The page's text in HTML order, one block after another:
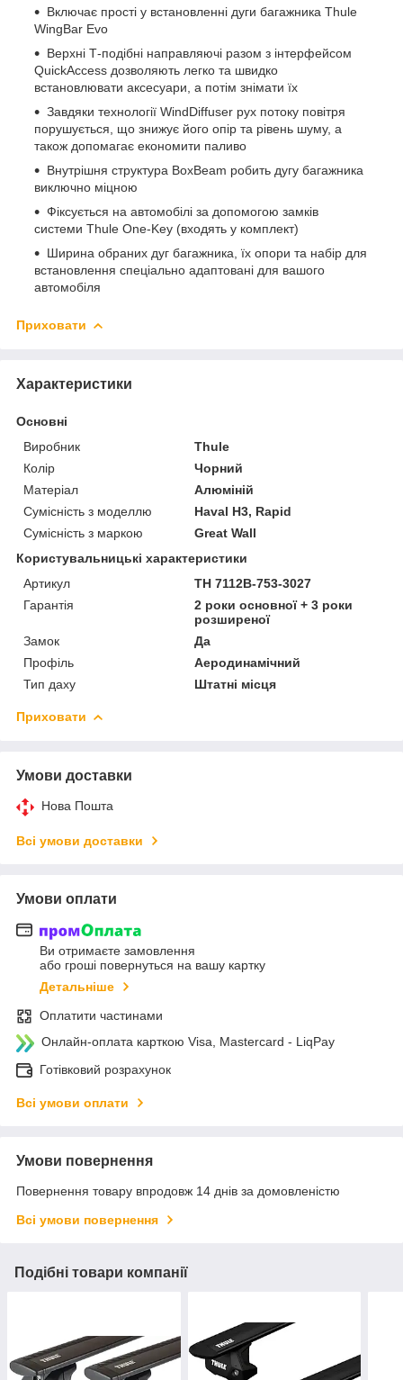
Включає прості у встановленні дуги багажника Thule
WingBar Evo
Верхні Т-подібні направляючі разом з інтерфейсом
QuickAccess дозволяють легко та швидко
встановлювати аксесуари, а потім знімати їх
Завдяки технології WindDiffuser рух потоку повітря
порушується, що знижує його опір та рівень шуму, а
також допомагає економити паливо
Внутрішня структура BoxBeam робить дугу багажника
виключно міцною
Фіксується на автомобілі за допомогою замків
системи Thule One-Key (входять у комплект)
Ширина обраних дуг багажника, їх опори та набір для
встановлення спеціально адаптовані для вашого
автомобіля
Приховати
Характеристики
Основні
Виробник
Thule
Колір
Чорний
Матеріал
Алюміній
Сумісність з моделлю
Haval H3, Rapid
Сумісність з маркою
Great Wall
Користувальницькі характеристики
Артикул
TH 7112B-753-3027
Гарантія
2 роки основної + 3 роки
розширеної
Замок
Да
Профіль
Аеродинамічний
Тип даху
Штатні місця
Приховати
Умови доставки
Нова Пошта
Всі умови доставки
Умови оплати
Ви отримаєте замовлення
або гроші повернуться на вашу картку
Детальніше
Оплатити частинами
Онлайн-оплата карткою Visa, Mastercard - LiqPay
Готівковий розрахунок
Всі умови оплати
Умови повернення
Повернення товару впродовж 14 днів за домовленістю
Всі умови повернення
Подібні товари компанії